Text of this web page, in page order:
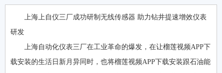
上海上自仪三厂成功研制无线传感器 助力钻井提速增效仪表
研发
上海自动化仪表三厂在工业革命的爆发，在让榴莲视频APP下
载安装的生活日新月异同时，也将榴莲视频APP下载安装跟石油能